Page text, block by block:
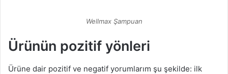
Wellmax Şampuan
Ürünün pozitif yönleri
Ürüne dair pozitif ve negatif yorumlarım şu şekilde: ilk